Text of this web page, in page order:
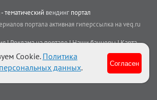
тематический вендинг портал
портала активная гиперссылка на veq.ru
|Реклама на портале|Наши баннеры|Карта
Cookie.Политика
данных. Согласен